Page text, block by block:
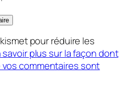
pour réduire les
savoir plus sur la façon dont
commentaires sont